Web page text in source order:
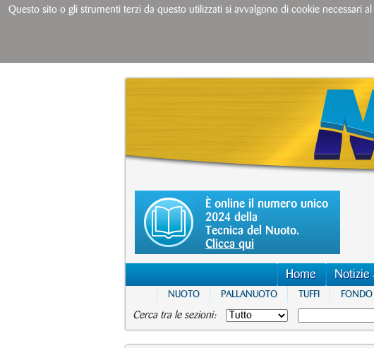
È online il numero unico
2024 della
Tecnica del Nuoto.
Clicca qui
Home Notizie
NUOTO PALLANUOTO TUFFI FONDO
Cerca tra le sezioni:
Questo sito o gli strumenti terzi da questo utilizzati si avvalgono di cookie necessari